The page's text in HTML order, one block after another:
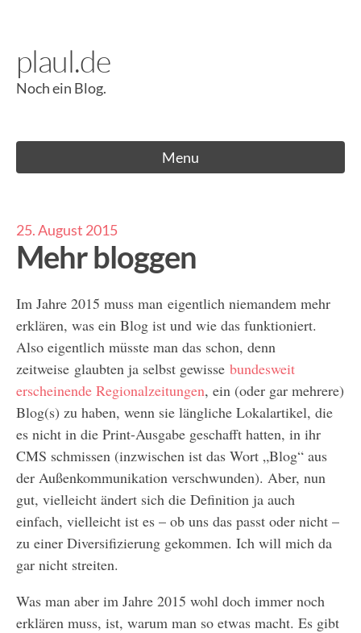
content
plaul.de
Noch ein Blog.
Menu
25. August 2015
Mehr bloggen
Im Jahre 2015 muss man eigentlich niemandem mehr
erklären, was ein Blog ist und wie das funktioniert.
Also eigentlich müsste man das schon, denn
zeitweise glaubten ja selbst gewisse bundesweit
erscheinende Regionalzeitungen, ein (oder gar mehrere)
Blog(s) zu haben, wenn sie längliche Lokalartikel, die
es nicht in die Print-Ausgabe geschafft hatten, in ihr
CMS schmissen (inzwischen ist das Wort „Blog“ aus
der Außenkommunikation verschwunden). Aber, nun
gut, vielleicht ändert sich die Definition ja auch
einfach, vielleicht ist es – ob uns das passt oder nicht –
zu einer Diversifizierung gekommen. Ich will mich da
gar nicht streiten.
Was man aber im Jahre 2015 wohl doch immer noch
erklären muss, ist, warum man so etwas macht. Es gibt